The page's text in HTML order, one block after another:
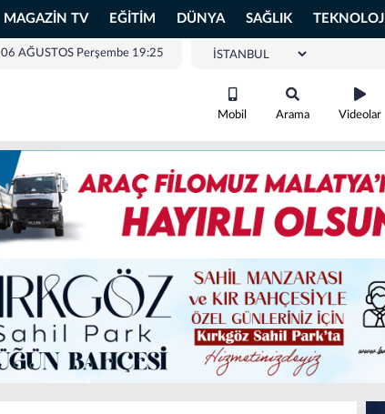
MAGAZİN TV EĞİTİM DÜNYA SAĞLIK TEKNOLOJİ
06 AĞUSTOS Perşembe 19:25
Mobil Arama Videolar